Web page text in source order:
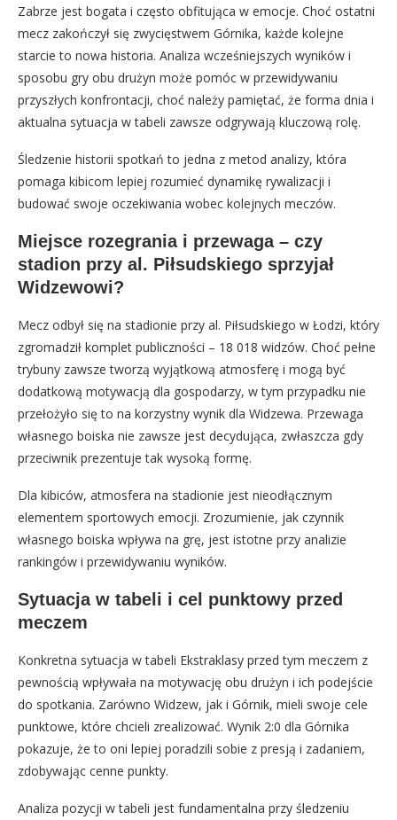
Zabrze jest bogata i często obfitująca w emocje. Choć ostatni
mecz zakończył się zwycięstwem Górnika, każde kolejne
starcie to nowa historia. Analiza wcześniejszych wyników i
sposobu gry obu drużyn może pomóc w przewidywaniu
przyszłych konfrontacji, choć należy pamiętać, że forma dnia i
aktualna sytuacja w tabeli zawsze odgrywają kluczową rolę.
Śledzenie historii spotkań to jedna z metod analizy, która
pomaga kibicom lepiej rozumieć dynamikę rywalizacji i
budować swoje oczekiwania wobec kolejnych meczów.
Miejsce rozegrania i przewaga – czy
stadion przy al. Piłsudskiego sprzyjał
Widzewowi?
Mecz odbył się na stadionie przy al. Piłsudskiego w Łodzi, który
zgromadził komplet publiczności – 18 018 widzów. Choć pełne
trybuny zawsze tworzą wyjątkową atmosferę i mogą być
dodatkową motywacją dla gospodarzy, w tym przypadku nie
przełożyło się to na korzystny wynik dla Widzewa. Przewaga
własnego boiska nie zawsze jest decydująca, zwłaszcza gdy
przeciwnik prezentuje tak wysoką formę.
Dla kibiców, atmosfera na stadionie jest nieodłącznym
elementem sportowych emocji. Zrozumienie, jak czynnik
własnego boiska wpływa na grę, jest istotne przy analizie
rankingów i przewidywaniu wyników.
Sytuacja w tabeli i cel punktowy przed
meczem
Konkretna sytuacja w tabeli Ekstraklasy przed tym meczem z
pewnością wpływała na motywację obu drużyn i ich podejście
do spotkania. Zarówno Widzew, jak i Górnik, mieli swoje cele
punktowe, które chcieli zrealizować. Wynik 2:0 dla Górnika
pokazuje, że to oni lepiej poradzili sobie z presją i zadaniem,
zdobywając cenne punkty.
Analiza pozycji w tabeli jest fundamentalna przy śledzeniu